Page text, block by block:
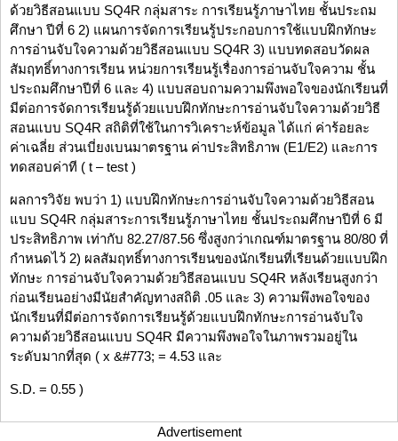
ด้วยวิธีสอนแบบ SQ4R กลุ่มสาระ การเรียนรู้ภาษาไทย ชั้นประถม
ศึกษา ปีที่ 6 2) แผนการจัดการเรียนรู้ประกอบการใช้แบบฝึกทักษะ
การอ่านจับใจความด้วยวิธีสอนแบบ SQ4R 3) แบบทดสอบวัดผล
สัมฤทธิ์ทางการเรียน หน่วยการเรียนรู้เรื่องการอ่านจับใจความ ชั้น
ประถมศึกษาปีที่ 6 และ 4) แบบสอบถามความพึงพอใจของนักเรียนที่
มีต่อการจัดการเรียนรู้ด้วยแบบฝึกทักษะการอ่านจับใจความด้วยวิธี
สอนแบบ SQ4R สถิติที่ใช้ในการวิเคราะห์ข้อมูล ได้แก่ ค่าร้อยละ
ค่าเฉลี่ย ส่วนเบี่ยงเบนมาตรฐาน ค่าประสิทธิภาพ (E1/E2) และการ
ทดสอบค่าที ( t – test )
ผลการวิจัย พบว่า 1) แบบฝึกทักษะการอ่านจับใจความด้วยวิธีสอน
แบบ SQ4R กลุ่มสาระการเรียนรู้ภาษาไทย ชั้นประถมศึกษาปีที่ 6 มี
ประสิทธิภาพ เท่ากับ 82.27/87.56 ซึ่งสูงกว่าเกณฑ์มาตรฐาน 80/80 ที่
กำหนดไว้ 2) ผลสัมฤทธิ์ทางการเรียนของนักเรียนที่เรียนด้วยแบบฝึก
ทักษะ การอ่านจับใจความด้วยวิธีสอนแบบ SQ4R หลังเรียนสูงกว่า
ก่อนเรียนอย่างมีนัยสำคัญทางสถิติ .05 และ 3) ความพึงพอใจของ
นักเรียนที่มีต่อการจัดการเรียนรู้ด้วยแบบฝึกทักษะการอ่านจับใจ
ความด้วยวิธีสอนแบบ SQ4R มีความพึงพอใจในภาพรวมอยู่ใน
ระดับมากที่สุด ( x &#773; = 4.53 และ
S.D. = 0.55 )
Advertisement